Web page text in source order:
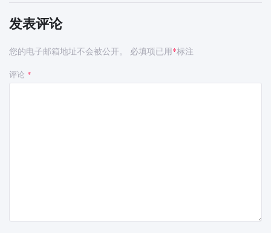
发表评论
您的电子邮箱地址不会被公开。 必填项已用*标注
评论 *